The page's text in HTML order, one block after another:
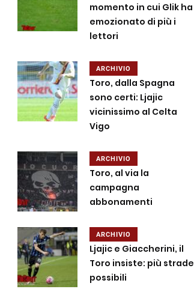
momento in cui Glik ha
emozionato di più i
lettori
ARCHIVIO
Toro, dalla Spagna
sono certi: Ljajic
vicinissimo al Celta
Vigo
ARCHIVIO
Toro, al via la
campagna
abbonamenti
ARCHIVIO
Ljajic e Giaccherini, il
Toro insiste: più strade
possibili